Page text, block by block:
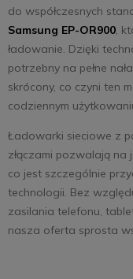
do współczesnych
Samsung EP-OR900,
ładowanie. Dzięki
potrzebny na pełne
skrócony, co czyni ten
codziennym
Ładowarki sieciowe z
złączami pozwalają na
co jest szczególnie
technologii. Bez
zasilania telefonu,
nasza oferta sprosta